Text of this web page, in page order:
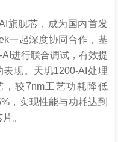
旗舰芯，成为国内首发
一起深度协同合作，基
进行联合调试，有效提
现。天玑1200-AI处理
较7nm工艺功耗降低
，实现性能与功耗达到
。